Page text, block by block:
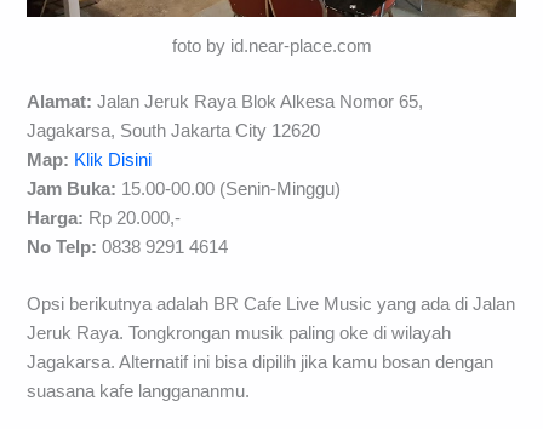
foto by id.near-place.com
Alamat: Jalan Jeruk Raya Blok Alkesa Nomor 65,
Jagakarsa, South Jakarta City 12620
Map: Klik Disini
Jam Buka: 15.00-00.00 (Senin-Minggu)
Harga: Rp 20.000,-
No Telp: 0838 9291 4614
Opsi berikutnya adalah BR Cafe Live Music yang ada di Jalan
Jeruk Raya. Tongkrongan musik paling oke di wilayah
Jagakarsa. Alternatif ini bisa dipilih jika kamu bosan dengan
suasana kafe langgananmu.